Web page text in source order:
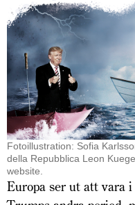
Fotoillustration: Sofia
della Repubblica Leon
website.
Europa ser ut att vara